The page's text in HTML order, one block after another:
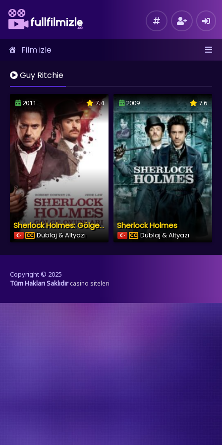
Film izle
Guy Ritchie
2011 7.4
Sherlock Holmes: Gölge Oyunları
Dublaj & Altyazı
2009 7.6
Sherlock Holmes
Dublaj & Altyazı
Copyright © 2025
Tüm Hakları Saklıdır casino siteleri